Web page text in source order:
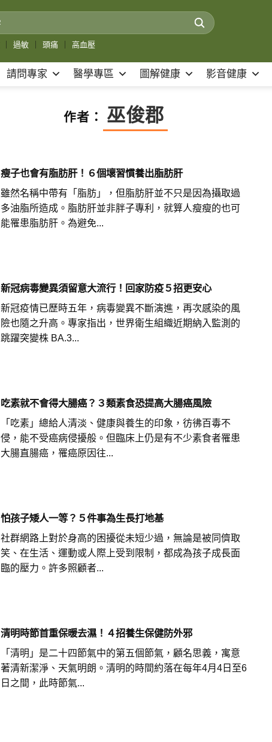
過敏 頭痛 高血壓
請問專家 醫學專區 圖解健康 影音健康
作者： 巫俊郡
瘦子也會有脂肪肝！６個壞習慣養出脂肪肝
雖然名稱中帶有「脂肪」，但脂肪肝並不只是因為攝取過
多油脂所造成。脂肪肝並非胖子專利，就算人瘦瘦的也可
能罹患脂肪肝。為避免...
新冠病毒變異須留意大流行！回家防疫５招更安心
新冠疫情已歷時五年，病毒變異不斷演進，再次感染的風
險也隨之升高。專家指出，世界衛生組織近期納入監測的
跳躍突變株 BA.3...
吃素就不會得大腸癌？３類素食恐提高大腸癌風險
「吃素」總給人清淡、健康與養生的印象，彷彿百毒不
侵，能不受癌病侵擾般。但臨床上仍是有不少素食者罹患
大腸直腸癌，罹癌原因往...
怕孩子矮人一等？５件事為生長打地基
社群網路上對於身高的困擾從未短少過，無論是被同儕取
笑、在生活、運動或人際上受到限制，都成為孩子成長面
臨的壓力。許多照顧者...
清明時節首重保暖去濕！４招養生保健防外邪
「清明」是二十四節氣中的第五個節氣，顧名思義，寓意
著清新潔淨、天氣明朗。清明的時間約落在每年4月4日至6
日之間，此時節氣...